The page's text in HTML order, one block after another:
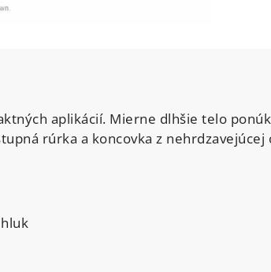
aplikácií. Mierne dlhšie telo
rúrka a koncovka z